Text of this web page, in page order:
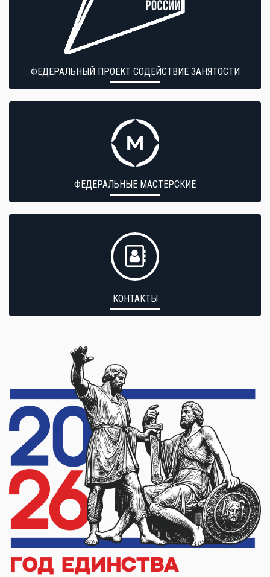
ФЕДЕРАЛЬНЫЙ ПРОЕКТ СОДЕЙСТВИЕ ЗАНЯТОСТИ
ФЕДЕРАЛЬНЫЕ МАСТЕРСКИЕ
КОНТАКТЫ